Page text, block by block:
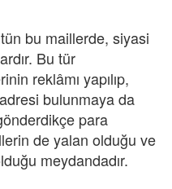
bu maillerde, siyasi
Bu tür
reklâmı yapılıp,
bulunmaya da
para
de yalan olduğu ve
meydandadır.